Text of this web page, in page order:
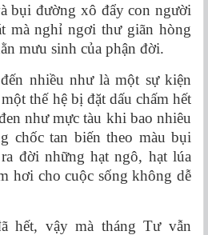
bụi đường xô đẩy con người
mà nghỉ ngơi thư giãn hòng
mưu sinh của phận đời.
nhiều như là một sự kiện
thế hệ bị đặt dấu chấm hết
như mực tàu khi bao nhiêu
chốc tan biến theo màu bụi
đời những hạt ngô, hạt lúa
hơi cho cuộc sống không dễ
hết, vậy mà tháng Tư vẫn